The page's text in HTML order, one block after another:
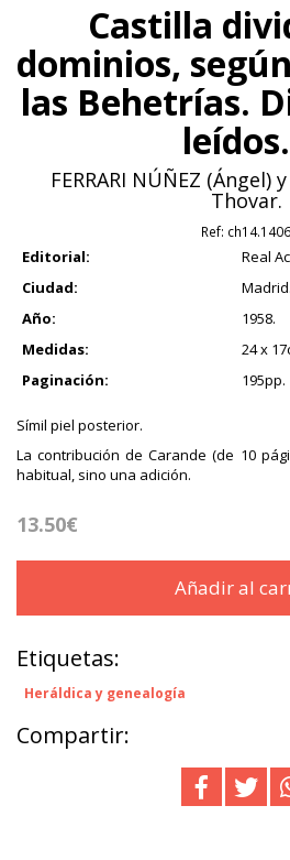
Castilla
dominios,
las Behetrías.
FERRARI NÚÑEZ (Ángel)
Thovar.
Ref: ch14.1406
Editorial:
Real
Ciudad:
Madrid.
Año:
1958.
Medidas:
24 x
Paginación:
195pp.
Símil piel posterior.
La contribución de Carande (de 10
habitual, sino una adición.
13.50€
Añadir al
Etiquetas:
Heráldica y genealogía
Compartir: